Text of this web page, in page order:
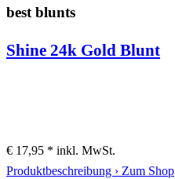
best blunts
Shine 24k Gold Blunt
€ 17,95 * inkl. MwSt.
Produktbeschreibung › Zum Shop